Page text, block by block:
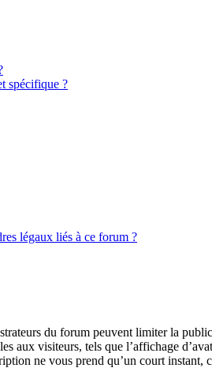
spécifique ?
légaux liés à ce forum ?
du forum peuvent limiter la
aux visiteurs, tels que l’affichage
ne vous prend qu’un court instant,